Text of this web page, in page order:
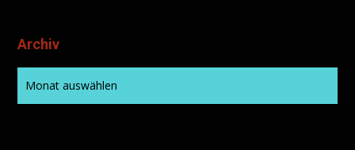
Archiv